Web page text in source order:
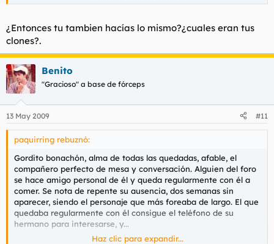
clones para engañar a sus victimas, la mayor parte de ellas
menores de edad.
¿Entonces tu tambien hacías lo mismo?¿cuales eran tus
clones?.
Benito
"Gracioso" a base de fórceps
13 May 2009 #11
paquirring rebuznó:
Gordito bonachón, alma de todas las quedadas, afable, el
compañero perfecto de mesa y conversación. Alguien del foro
se hace amigo personal de él y queda regularmente con él a
comer. Se nota de repente su ausencia, dos semanas sin
aparecer, siendo el personaje que más foreaba de largo. El que
quedaba regularmente con él consigue el teléfono de su
hermano para interesarse, y...
Haz clic para expandir...